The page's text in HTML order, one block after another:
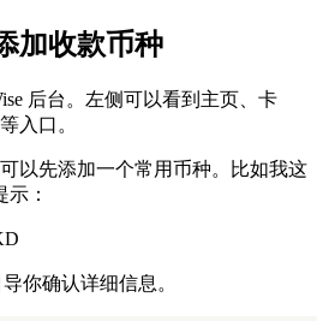
加收款币种
后台。左侧可以看到主页、卡
入口。
以先添加一个常用币种。比如我这
：
你确认详细信息。